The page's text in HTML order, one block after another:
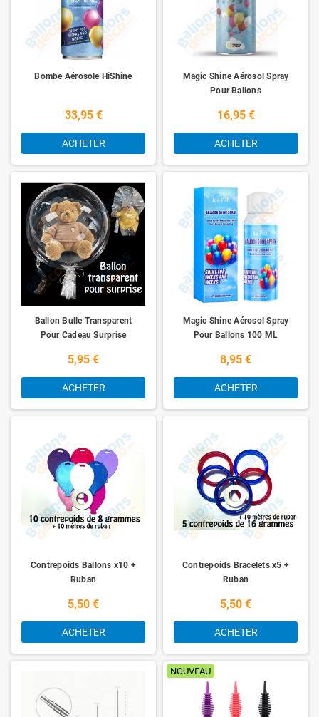
Bombe Aérosole HiShine
33,95 €
ACHETER
Magic Shine Aérosol Spray
Pour Ballons
16,95 €
ACHETER
Ballon Bulle Transparent
Pour Cadeau Surprise
5,95 €
ACHETER
Magic Shine Aérosol Spray
Pour Ballons 100 ML
8,95 €
ACHETER
Contrepoids Ballons x10 +
Ruban
5,50 €
ACHETER
Contrepoids Bracelets x5 +
Ruban
5,50 €
ACHETER
NOUVEAU